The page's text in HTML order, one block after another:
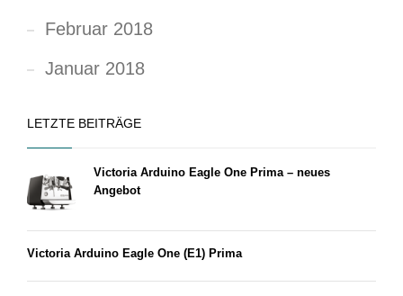
Februar 2018
Januar 2018
LETZTE BEITRÄGE
Victoria Arduino Eagle One Prima – neues
Angebot
Victoria Arduino Eagle One (E1) Prima